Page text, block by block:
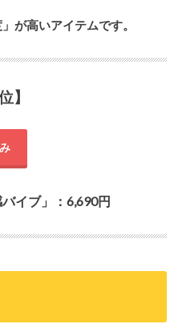
が高いアイテムです。
】
イブ」：6,690円